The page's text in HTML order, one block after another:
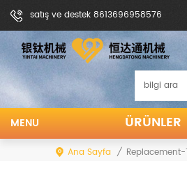
satış ve destek 8613696958576
ÜRÜNLER
MENU
Ana Sayfa /